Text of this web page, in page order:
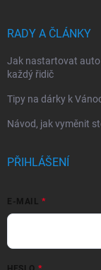
RADY A ČLÁNKY
Jak nastartovat auto
každý řidič
Tipy na dárky k
Návod, jak vyměnit
PŘIHLÁŠENÍ
E-MAIL